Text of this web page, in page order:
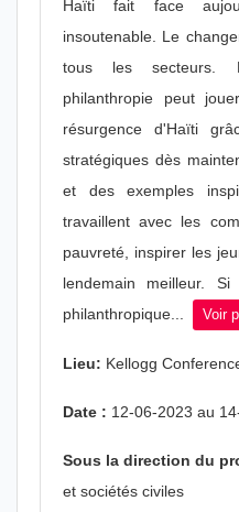
Haïti fait face
insoutenable. Le
tous les secteurs.
philanthropie peut
résurgence d'Haïti
stratégiques dès
et des exemples
travaillent avec les
pauvreté, inspirer les
lendemain meilleur.
philanthropique...
Voir
Lieu: Kellogg
Date : 12-06-2023 au
Sous la direction du
et sociétés civiles